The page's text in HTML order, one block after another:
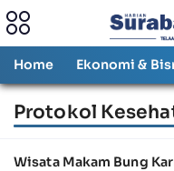
Home Ekonomi &
Protokol
Wisata Makam Bung